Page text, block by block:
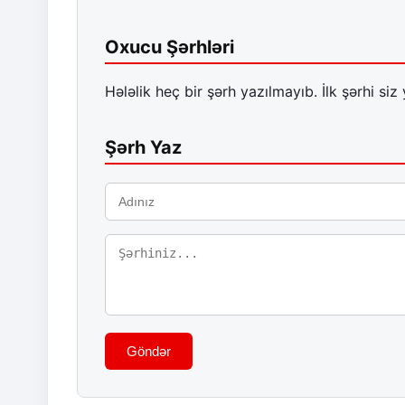
Oxucu Şərhləri
Hələlik heç bir şərh yazılmayıb. İlk şərhi siz
Şərh Yaz
Göndər